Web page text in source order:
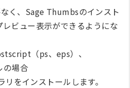
く、Sage Thumbsのインスト
ビュー表示ができるようにな
（ps、eps）、
場合
をインストールします。